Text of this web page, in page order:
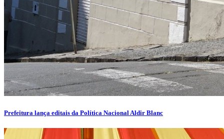
Prefeitura lança editais da Política Nacional Aldir Blanc